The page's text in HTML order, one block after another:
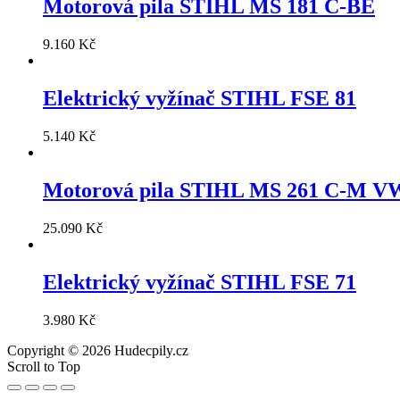
Motorová pila STIHL MS 181 C-BE
9.160 Kč
Elektrický vyžínač STIHL FSE 81
5.140 Kč
Motorová pila STIHL MS 261 C-M
25.090 Kč
Elektrický vyžínač STIHL FSE 71
3.980 Kč
Copyright © 2026 Hudecpily.cz
Scroll to Top